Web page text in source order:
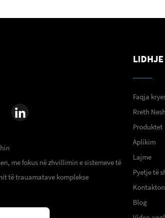
me fokus në zhvillimin e sistemeve të
të trauamatave komplekse
Faqja
Rreth Nesh
Produktet
Aplikim
Lajme
Pyetje të
Blog